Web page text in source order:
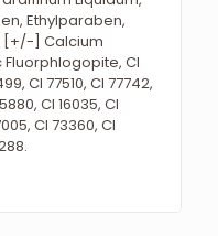
Ethylparaben,
[+/-] Calcium
CI
CI 77510, CI 77742,
CI 16035, CI
CI 73360, CI